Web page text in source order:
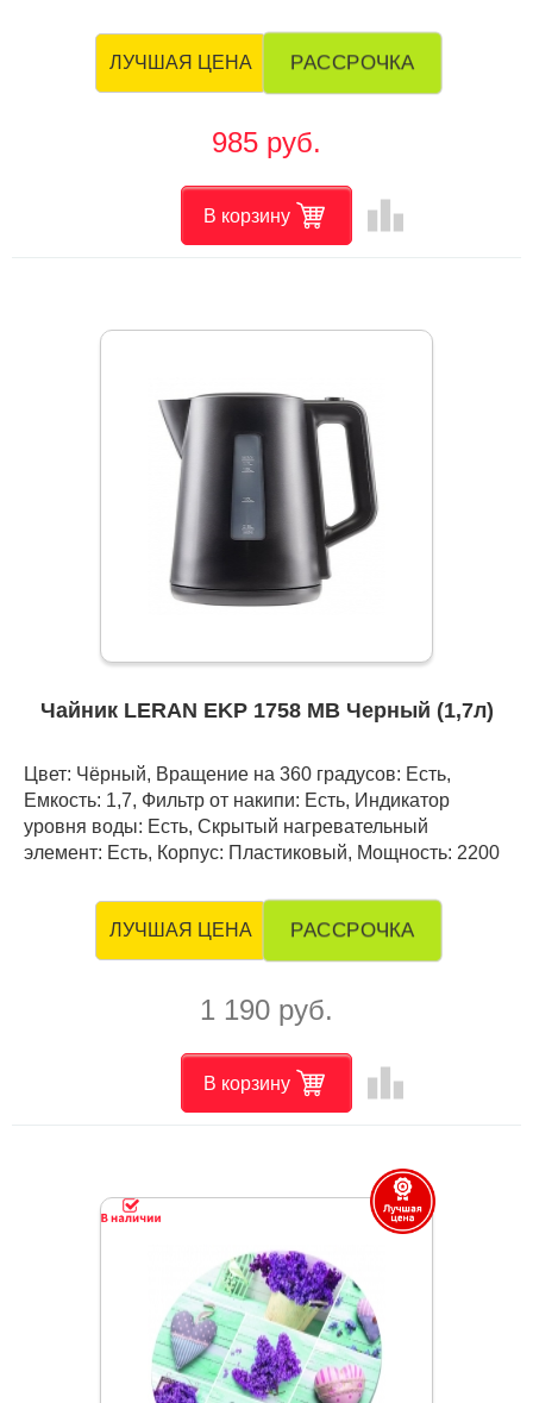
ЛУЧШАЯ ЦЕНА РАССРОЧКА
985 руб.
В корзину leaderboard
Чайник LERAN EKP 1758 MB Черный (1,7л)
Цвет: Чёрный, Вращение на 360 градусов: Есть,
Емкость: 1,7, Фильтр от накипи: Есть, Индикатор
уровня воды: Есть, Скрытый нагревательный
элемент: Есть, Корпус: Пластиковый, Мощность: 2200
ЛУЧШАЯ ЦЕНА РАССРОЧКА
1 190 руб.
В корзину leaderboard